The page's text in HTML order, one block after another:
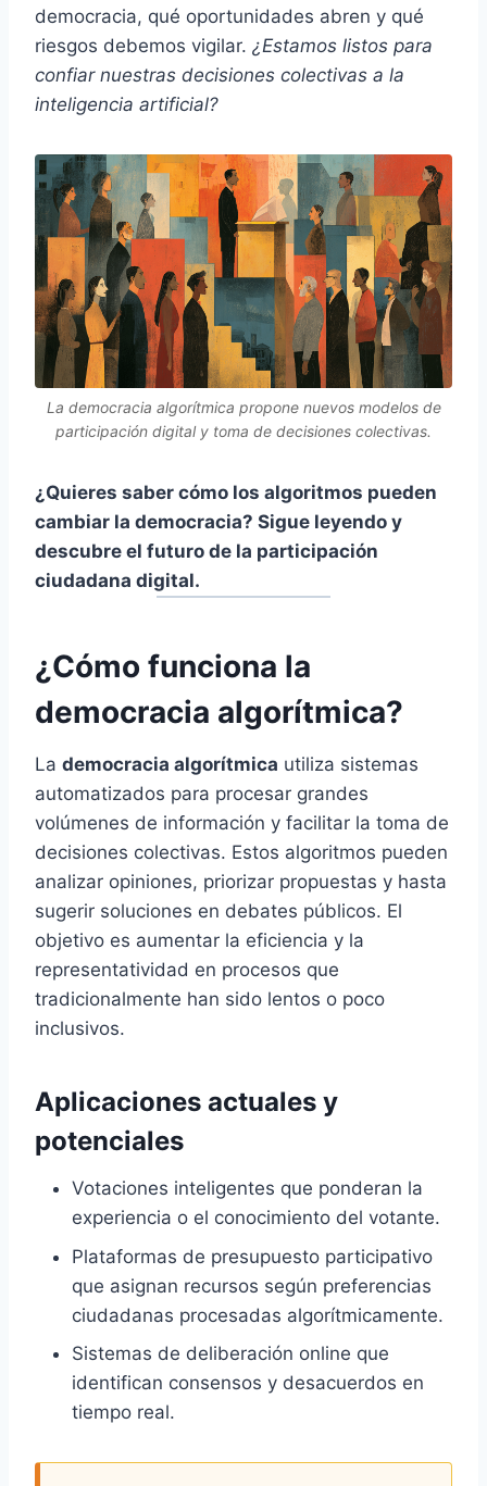
democracia, qué oportunidades abren y qué
riesgos debemos vigilar. ¿Estamos listos para
confiar nuestras decisiones colectivas a la
inteligencia artificial?
La democracia algorítmica propone nuevos modelos de
participación digital y toma de decisiones colectivas.
¿Quieres saber cómo los algoritmos pueden
cambiar la democracia? Sigue leyendo y
descubre el futuro de la participación
ciudadana digital.
¿Cómo funciona la
democracia algorítmica?
La democracia algorítmica utiliza sistemas
automatizados para procesar grandes
volúmenes de información y facilitar la toma de
decisiones colectivas. Estos algoritmos pueden
analizar opiniones, priorizar propuestas y hasta
sugerir soluciones en debates públicos. El
objetivo es aumentar la eficiencia y la
representatividad en procesos que
tradicionalmente han sido lentos o poco
inclusivos.
Aplicaciones actuales y
potenciales
Votaciones inteligentes que ponderan la
experiencia o el conocimiento del votante.
Plataformas de presupuesto participativo
que asignan recursos según preferencias
ciudadanas procesadas algorítmicamente.
Sistemas de deliberación online que
identifican consensos y desacuerdos en
tiempo real.